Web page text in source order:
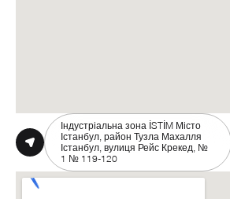
Індустріальна зона İSTİM Місто
Істанбул, район Тузла Махалля
Істанбул, вулиця Рейс Крекед, №
1 № 119-120